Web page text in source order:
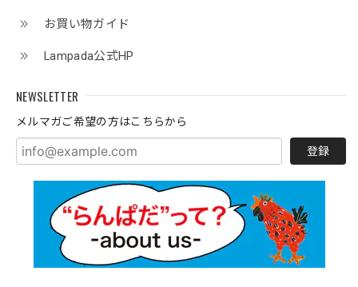
お買い物ガイド
Lampada公式HP
NEWSLETTER
メルマガご希望の方はこちらから
登録